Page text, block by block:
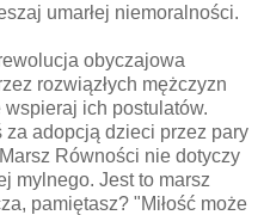
umarłej niemoralności.
obyczajowa
rozwiązłych mężczyzn
ich postulatów.
za adopcją dzieci przez pary
Równości nie dotyczy
mylnego. Jest to marsz
pamiętasz? "Miłość może